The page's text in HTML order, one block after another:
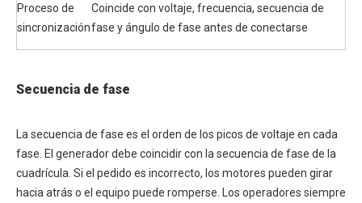
Proceso de
sincronización
Coincide con voltaje, frecuencia, secuencia de
fase y ángulo de fase antes de conectarse
Secuencia de fase
La secuencia de fase es el orden de los picos de voltaje en cada
fase. El generador debe coincidir con la secuencia de fase de la
cuadrícula. Si el pedido es incorrecto, los motores pueden girar
hacia atrás o el equipo puede romperse. Los operadores siempre